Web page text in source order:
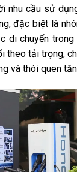
nhu cầu sử
đặc biệt là
di chuyển trong
theo tải trọng,
và thói quen